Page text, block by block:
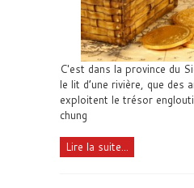
C'est dans la province du
le lit d’une rivière, que des
exploitent le trésor
chung
Lire la suite...